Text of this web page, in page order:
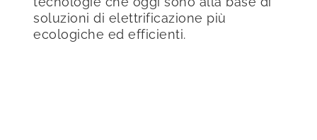
soluzioni di elettrificazione più
ecologiche ed efficienti.